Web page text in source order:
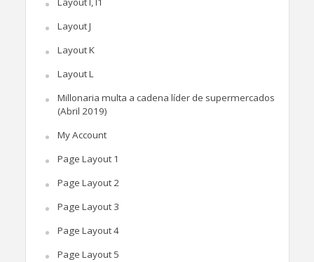
Layout J
Layout K
Layout L
Millonaria multa a cadena líder de supermercados
(Abril 2019)
My Account
Page Layout 1
Page Layout 2
Page Layout 3
Page Layout 4
Page Layout 5